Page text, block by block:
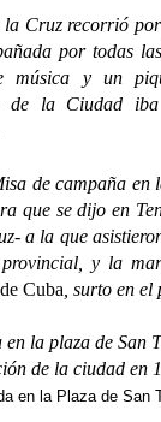
recorrió por
por todas
música y un
de la Ciudad
campaña en la
que se dijo en
a la que
y la
Cuba , surto en el
en la Plaza de San